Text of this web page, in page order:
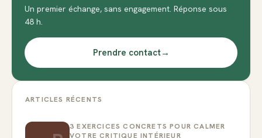
Un premier échange, sans engagement. Réponse sous
48 h.
Prendre contact→
ARTICLES RÉCENTS
3 EXERCICES CONCRETS POUR CALMER
VOTRE CRITIQUE INTÉRIEUR